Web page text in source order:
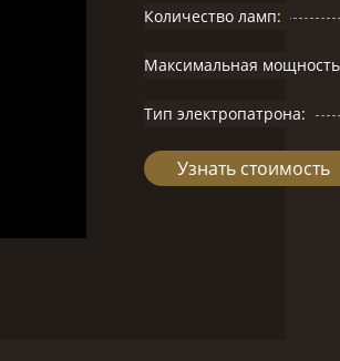
Количество ламп:
Максимальная
Тип электропатрона:
Узнать стоимость